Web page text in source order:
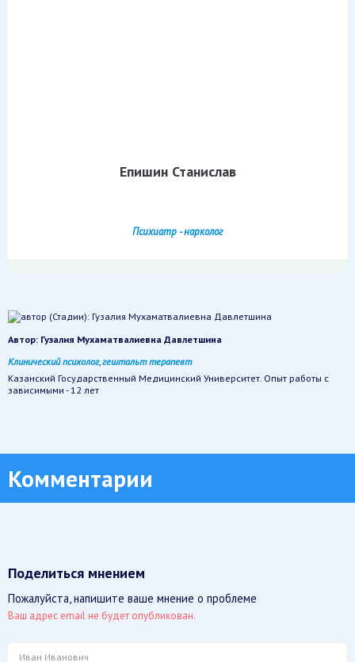
Епишин Станислав
Психиатр - нарколог
Автор: Гузалия Мухаматвалиевна Давлетшина
Клинический психолог, гештальт терапевт
Казанский Государственный Медицинский Университет. Опыт работы с
зависимыми - 12 лет
Комментарии
Поделиться мнением
Пожалуйста, напишите ваше мнение о проблеме
Ваш адрес email не будет опубликован.